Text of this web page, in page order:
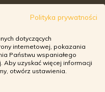
Polityka prywatności
dotyczących
internetowej, pokazania
Państwu wspaniałego
uzyskać więcej informacji
otwórz ustawienia.